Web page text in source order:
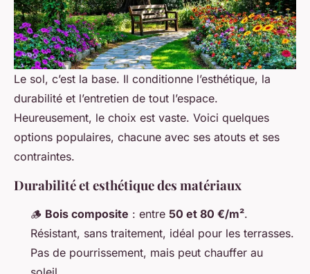
Le sol, c’est la base. Il conditionne l’esthétique, la
durabilité et l’entretien de tout l’espace.
Heureusement, le choix est vaste. Voici quelques
options populaires, chacune avec ses atouts et ses
contraintes.
Durabilité et esthétique des matériaux
🪵 Bois composite : entre 50 et 80 €/m².
Résistant, sans traitement, idéal pour les terrasses.
Pas de pourrissement, mais peut chauffer au